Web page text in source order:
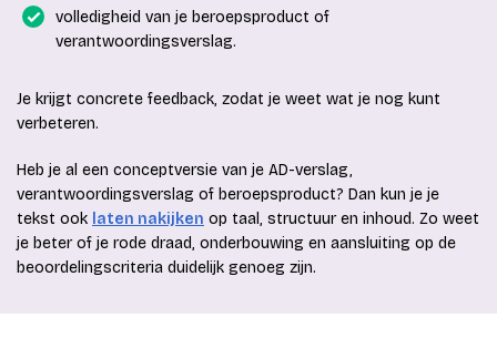
volledigheid van je beroepsproduct of
verantwoordingsverslag.
Je krijgt concrete feedback, zodat je weet wat je nog kunt
verbeteren.
Heb je al een conceptversie van je AD-verslag,
verantwoordingsverslag of beroepsproduct? Dan kun je je
tekst ook laten nakijken op taal, structuur en inhoud. Zo weet
je beter of je rode draad, onderbouwing en aansluiting op de
beoordelingscriteria duidelijk genoeg zijn.